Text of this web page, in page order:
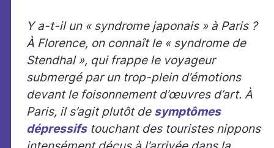
Y a-t-il un « syndrome japonais » à Paris ?
À Florence, on connaît le « syndrome de
Stendhal », qui frappe le voyageur
submergé par un trop-plein d’émotions
devant le foisonnement d’œuvres d’art. À
Paris, il s’agit plutôt de symptômes
dépressifstouchant des touristes nippons